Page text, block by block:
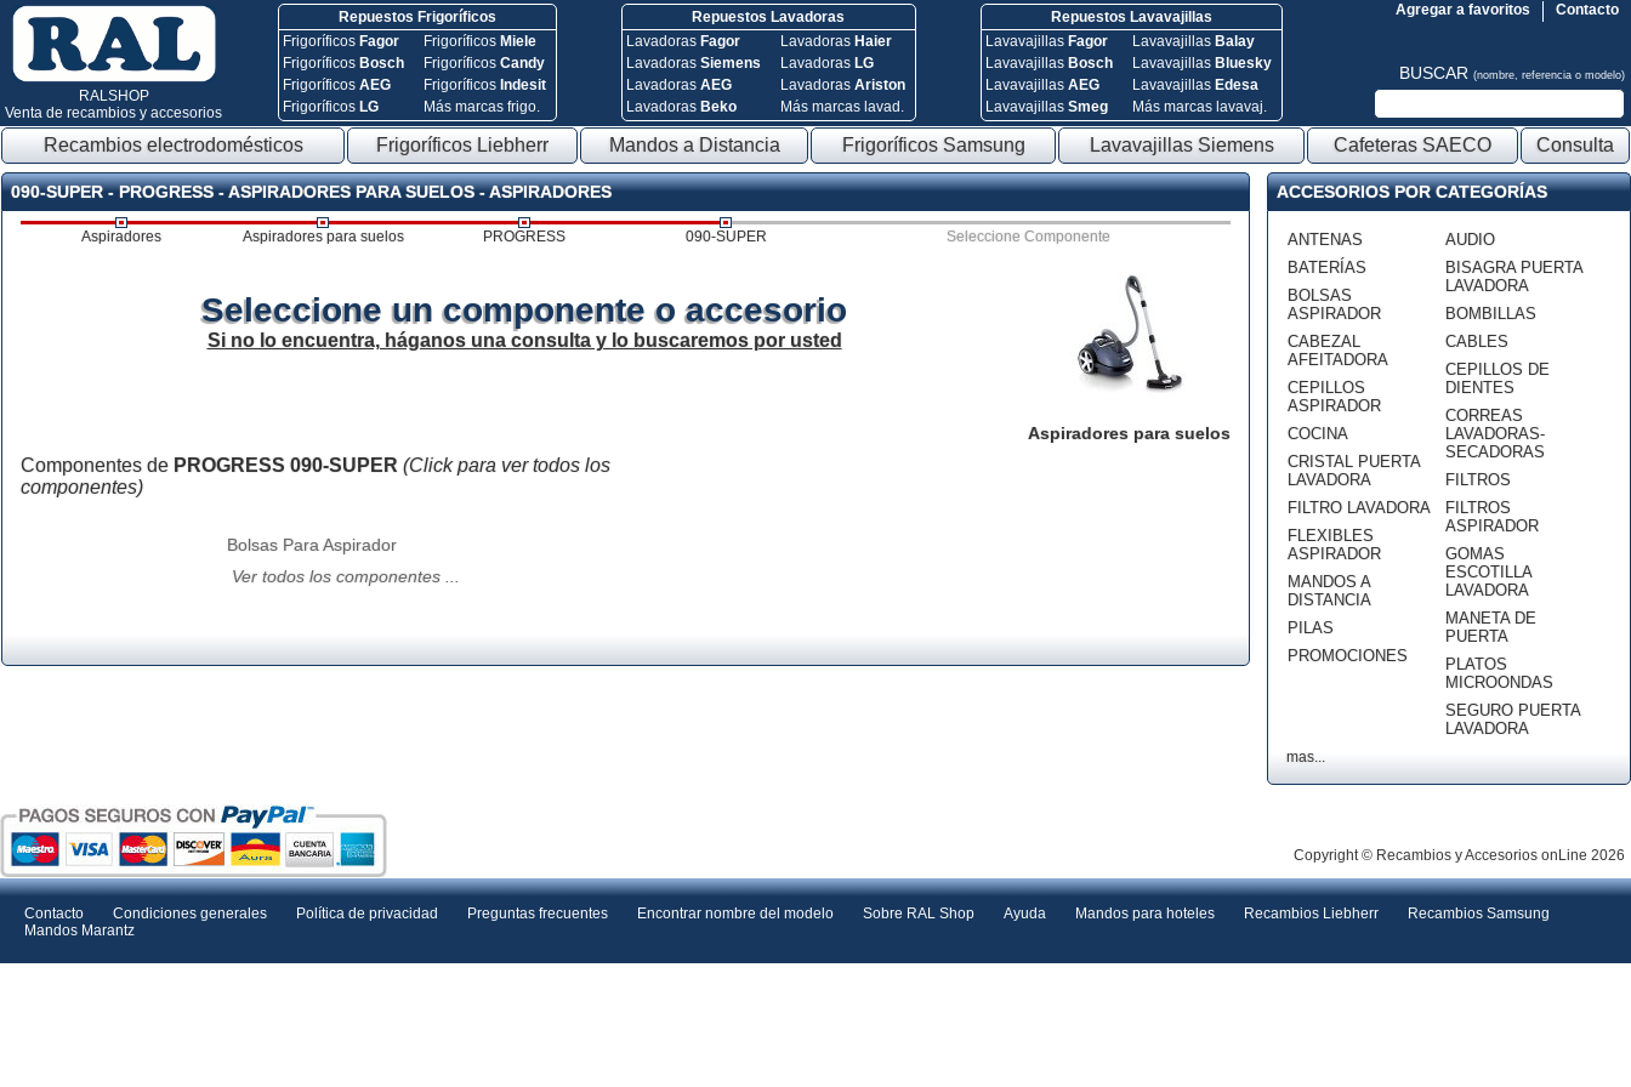
RALSHOP
Venta de recambios y accesorios
Repuestos Frigoríficos
Frigoríficos Fagor
Frigoríficos Bosch
FrigoríficosAEG
Frigoríficos LG
Frigoríficos Miele
FrigoríficosCandy
Frigoríficos Indesit
Más marcas frigo.
Repuestos Lavadoras
Lavadoras Fagor
Lavadoras Siemens
Lavadoras AEG
Lavadoras Beko
Lavadoras Haier
Lavadoras LG
Lavadoras Ariston
Más marcas lavad.
Repuestos Lavavajillas
Lavavajillas Fagor
Lavavajillas Bosch
Lavavajillas AEG
Lavavajillas Smeg
Lavavajillas Balay
Lavavajillas Bluesky
Lavavajillas Edesa
Más marcas lavavaj.
Contacto
Agregar a favoritos
BUSCAR (nombre, referencia o modelo)
Recambios electrodomésticos Frigoríficos Liebherr Mandos a Distancia Frigoríficos Samsung Lavavajillas Siemens Cafeteras SAECO Consulta
090-SUPER - PROGRESS - ASPIRADORES PARA SUELOS - ASPIRADORES
Aspiradores Aspiradores para suelos PROGRESS 090-SUPER Seleccione Componente
Aspiradores para suelos
Seleccione un componente o accesorio
Si no lo encuentra, háganos una consulta y lo buscaremos por usted
Componentes de PROGRESS 090-SUPER (Click para ver todos los
componentes)
Bolsas Para Aspirador
Ver todos los componentes ...
ACCESORIOS POR CATEGORÍAS
ANTENAS
BATERÍAS
BOLSAS
ASPIRADOR
CABEZAL
AFEITADORA
CEPILLOS
ASPIRADOR
COCINA
CRISTAL PUERTA
LAVADORA
FILTRO LAVADORA
FLEXIBLES
ASPIRADOR
MANDOS A
DISTANCIA
PILAS
PROMOCIONES
AUDIO
BISAGRA PUERTA
LAVADORA
BOMBILLAS
CABLES
CEPILLOS DE
DIENTES
CORREAS
LAVADORAS-
SECADORAS
FILTROS
FILTROS
ASPIRADOR
GOMAS
ESCOTILLA
LAVADORA
MANETA DE
PUERTA
PLATOS
MICROONDAS
SEGURO PUERTA
LAVADORA
mas...
Copyright © Recambios y Accesorios onLine 2026
Contacto Condiciones generales Política de privacidad Preguntas frecuentes Encontrar nombre del modelo Sobre RAL Shop Ayuda Mandos para hoteles Recambios Liebherr
Recambios Samsung
Mandos Marantz